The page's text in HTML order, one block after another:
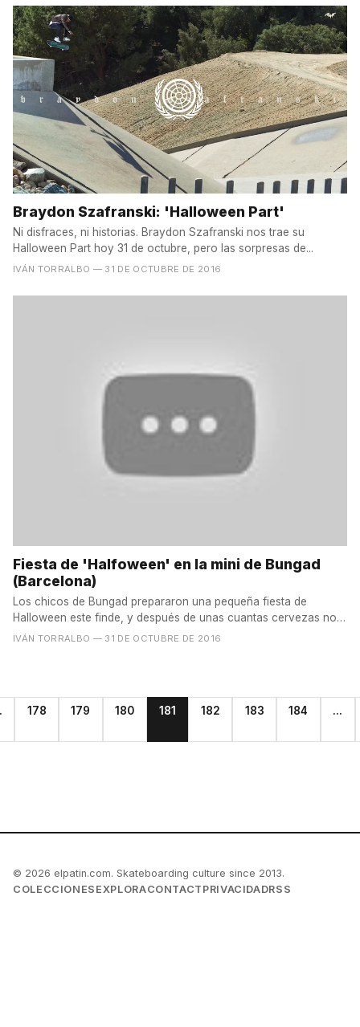
Braydon Szafranski: 'Halloween Part'
Ni disfraces, ni historias. Braydon Szafranski nos trae su
Halloween Part hoy 31 de octubre, pero las sorpresas de...
IVÁN TORRALBO — 31 DE OCTUBRE DE 2016
Fiesta de 'Halfoween' en la mini de Bungad
(Barcelona)
Los chicos de Bungad prepararon una pequeña fiesta de
Halloween este finde, y después de unas cuantas cervezas no
faltó...
IVÁN TORRALBO — 31 DE OCTUBRE DE 2016
178 179 180 181 182 183 184 ...
© 2026 elpatin.com. Skateboarding culture since 2013.
COLECCIONES EXPLORACONTACT PRIVACIDADRSS